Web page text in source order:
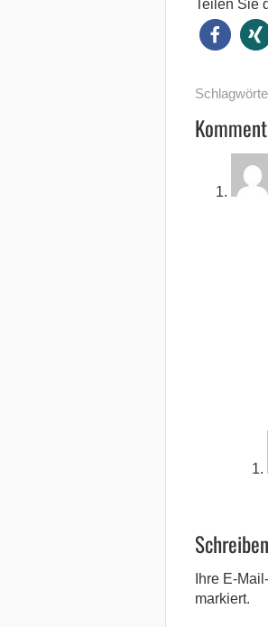
Teilen Sie
Ihre E-
markiert.